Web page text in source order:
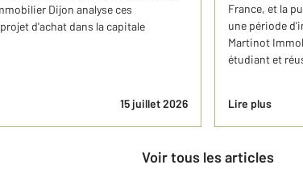
Dijon analyse ces
d'achat dans la capitale
15 juillet 2026
France, et la
une période
Martinot
étudiant et
Lire plus
Voir tous les articles